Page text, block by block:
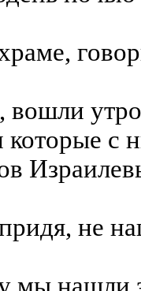
вошли
с
не